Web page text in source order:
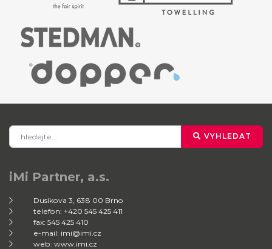
VYHLEDAT
iMi Partner, a.s.
Dusíkova 3, 638 00 Brno
telefon: +420 545 425 411
fax: 545 425 410
e-mail: imi@imi.cz
web: www.imi.cz